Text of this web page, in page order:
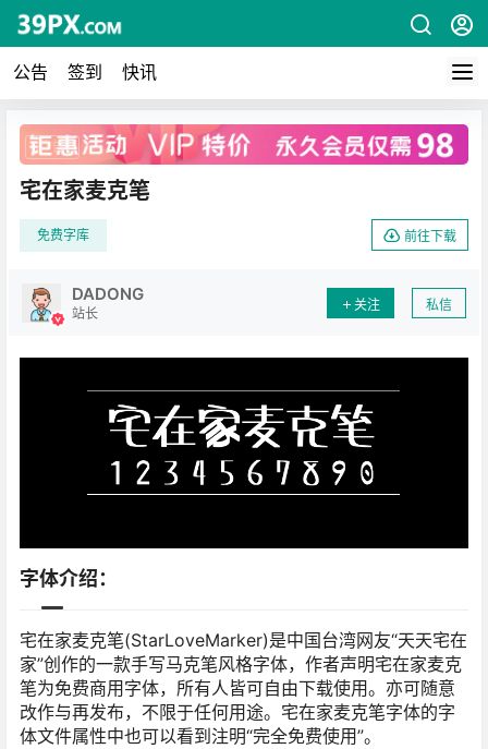
公告 签到 快讯
广告
宅在家麦克笔
免费字库 前往下载
DADONG
站长
关注 私信
字体介绍：
宅在家麦克笔(StarLoveMarker)是中国台湾网友“天天宅在
家”创作的一款手写马克笔风格字体，作者声明宅在家麦克
笔为免费商用字体，所有人皆可自由下载使用。亦可随意
改作与再发布，不限于任何用途。宅在家麦克笔字体的字
体文件属性中也可以看到注明“完全免费使用”。